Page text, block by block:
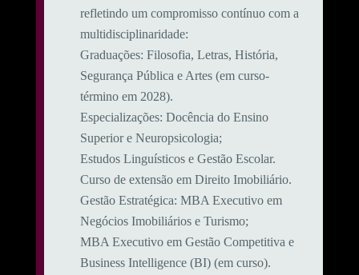
refletindo um compromisso contínuo com a
multidisciplinaridade:
​Graduações: Filosofia, Letras, História,
Segurança Pública e Artes (em curso-
término em 2028).
​Especializações: Docência do Ensino
Superior e Neuropsicologia;
Estudos Linguísticos e Gestão Escolar.
Curso de extensão em Direito Imobiliário.
​Gestão Estratégica: MBA Executivo em
Negócios Imobiliários e Turismo;
MBA Executivo em Gestão Competitiva e
Business Intelligence (BI) (em curso).